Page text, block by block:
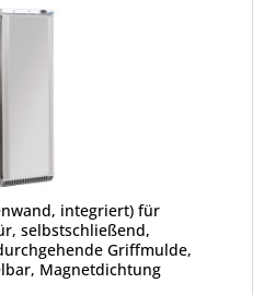
integriert) für
selbstschließend,
Griffmulde,
Magnetdichtung